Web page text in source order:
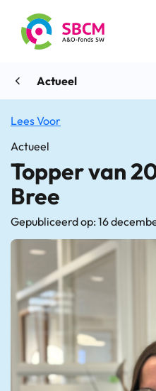
inhoud
Actueel
Lees Voor
Actueel
Topper van
Bree
Gepubliceerd op: 16